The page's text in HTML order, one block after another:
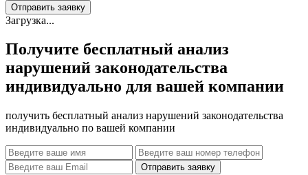
Отправить заявку
Загрузка...
Получите бесплатный анализ
нарушений законодательства
индивидуально для вашей компании
получить бесплатный анализ нарушений законодательства
индивидуально по вашей компании
Отправить заявку